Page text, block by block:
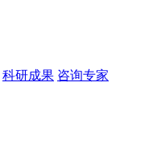
科研成果 咨询专家